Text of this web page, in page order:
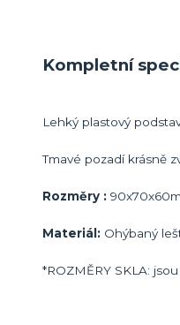
Kompletní
Lehký plastový
Tmavé pozadí krásně
Rozměry :
Materiál: Ohýbaný
*ROZMĚRY SKLA: